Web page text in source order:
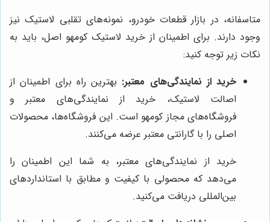
متاسفانه، در بازار قطعات خودرو، نمونه‌های تقلبی لاستیک نیز
وجود دارند. برای اطمینان از خرید لاستیک کومهو اصل، باید به
نکات زیر توجه کنید:
خرید از نمایندگی‌های معتبر: بهترین راه برای اطمینان از
اصالت لاستیک، خرید از نمایندگی‌های معتبر و
فروشگاه‌های مجاز کومهو است. این فروشگاه‌ها، محصولات
اصلی را با گارانتی معتبر عرضه می‌کنند.
خرید از نمایندگی‌های معتبر، به شما این اطمینان را
می‌دهد که محصولی با کیفیت و مطابق با استانداردهای
بین‌المللی دریافت می‌کنید.